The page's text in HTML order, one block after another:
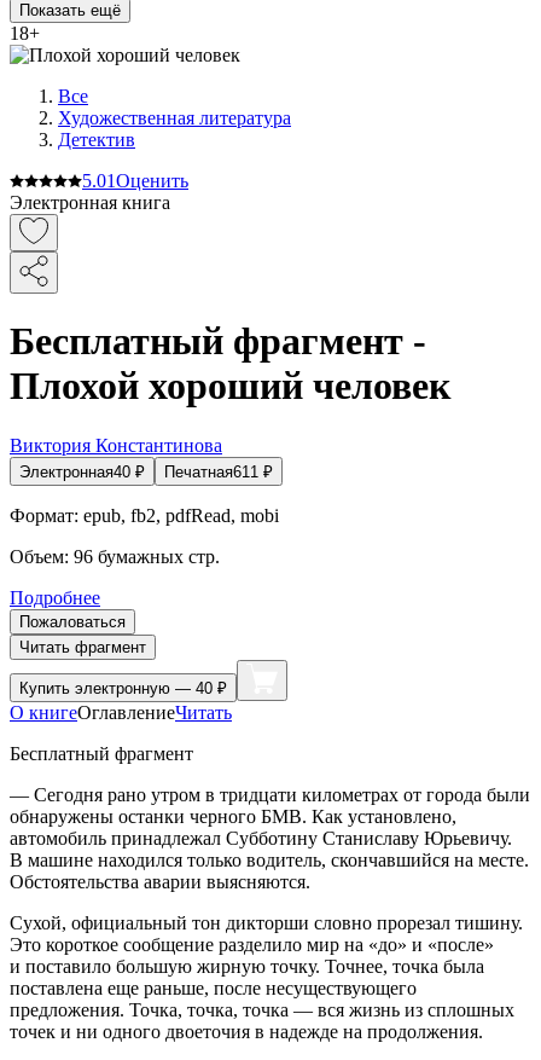
Показать ещё
18+
Все
Художественная литература
Детектив
5.01Оценить
Электронная книга
Бесплатный фрагмент -
Плохой хороший человек
Виктория Константинова
Электронная40 ₽ Печатная611 ₽
Формат: epub, fb2, pdfRead, mobi
Объем: 96 бумажных стр.
Подробнее
Пожаловаться
Читать фрагмент
Купить электронную — 40 ₽
О книгеОглавлениеЧитать
Бесплатный фрагмент
— Сегодня рано утром в тридцати километрах от города были
обнаружены останки черного БМВ. Как установлено,
автомобиль принадлежал Субботину Станиславу Юрьевичу.
В машине находился только водитель, скончавшийся на месте.
Обстоятельства аварии выясняются.
Сухой, официальный тон дикторши словно прорезал тишину.
Это короткое сообщение разделило мир на «до» и «после»
и поставило большую жирную точку. Точнее, точка была
поставлена еще раньше, после несуществующего
предложения. Точка, точка, точка — вся жизнь из сплошных
точек и ни одного двоеточия в надежде на продолжения.